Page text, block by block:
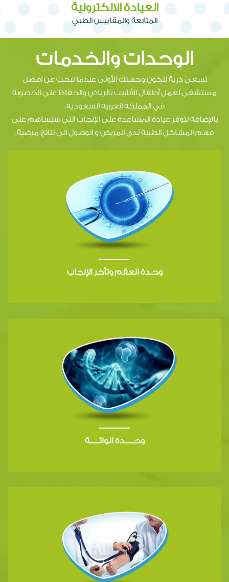
العيادة الالكترونية
المتابعة والمقاييس الطبي
الوحدات والخدمات
تسعى ذرية لتكون وجهتك الأولى عندما تبحث عن افضل
مستشفى لعمل أطفال الأنابيب بالرياض والحفاظ على الخصوبة
في المملكة العربية السعودية.
بالإضافة لتوفر عيادة المساعدة على الإنجاب التي ستساهم على
فهم المشاكل الطبية لدى المريض و الوصول الى نتائج مرضية.
وحـدة العقم وتأخر الإنجاب
وحــــــدة الواثــــــة